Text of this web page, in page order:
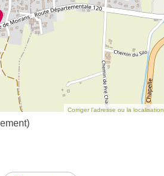
Corriger l’adresse ou la localisation